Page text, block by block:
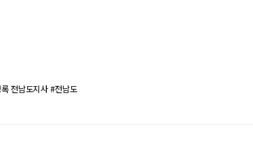
전남도지사 #전남도